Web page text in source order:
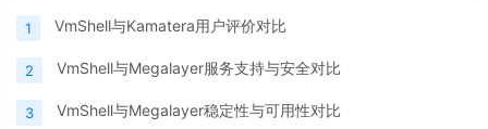
1 VmShell与Kamatera用户评价对比
2 VmShell与Megalayer服务支持与安全对比
3 VmShell与Megalayer稳定性与可用性对比